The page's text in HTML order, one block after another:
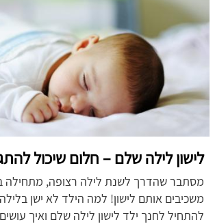
לישון לילה שלם – חלום שיכול
מסתבר שהדרך לשנת לילה רצופה, מתחילה
משכיבים אותם לישון! למה הילד לא ישן
להתחיל לחנך ילד לישון לילה שלם ואיך